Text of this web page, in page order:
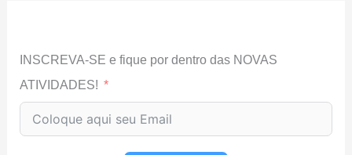
INSCREVA-SE e fique por dentro das NOVAS
ATIVIDADES!